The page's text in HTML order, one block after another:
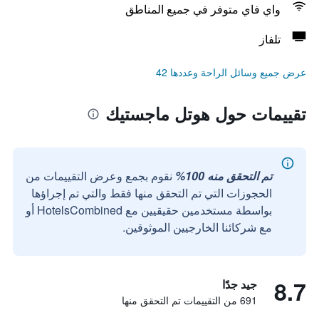
واي فاي متوفر في جميع المناطق
تلفاز
عرض جميع وسائل الراحة وعددها 42
تقييمات حول هوتل ماجستيك
تم التحقق منه 100%
نقوم بجمع وعرض التقييمات من
الحجوزات التي تم التحقق منها فقط والتي تم إجراؤها
بواسطة مستخدمين حقيقيين مع HotelsCombined أو
مع شركائنا الخارجيين الموثوقين.
8.7 جيد جدًا
691 من التقييمات تم التحقق منها